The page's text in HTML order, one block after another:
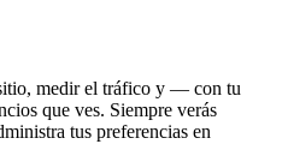
medir el tráfico y — con tu
que ves. Siempre verás
tus preferencias en